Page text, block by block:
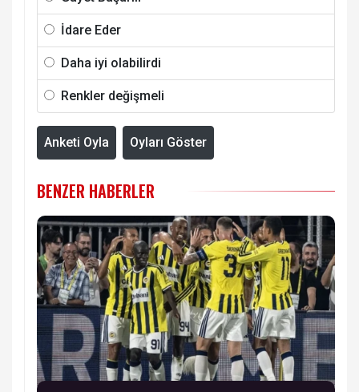
İdare Eder
Daha iyi olabilirdi
Renkler değişmeli
Anketi Oyla Oyları Göster
BENZER HABERLER